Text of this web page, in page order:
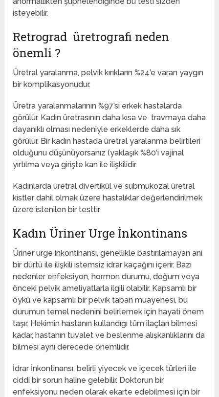
isteyebilir.
Retrograd üretrografi neden
önemli ?
Üretral yaralanma, pelvik kırıkların %24’e varan yaygın
bir komplikasyonudur.
Üretra yaralanmalarının %97’si erkek hastalarda
görülür. Kadın üretrasının daha kısa ve travmaya daha
dayanıklı olması nedeniyle erkeklerde daha sık
görülür. Bir kadın hastada üretral yaralanma belirtileri
olduğunu düşünüyorsanız (yaklaşık %80’i vajinal
yırtılma veya girişte kan ile ilişkilidir.
Kadınlarda üretral divertikül ve submukozal üretral
kistler dahil olmak üzere hastalıklar değerlendirilmek
üzere istenilen bir testtir.
Kadın Üriner Urge İnkontinans
Üriner urge inkontinansı, genellikle bastırılamayan ani
bir dürtü ile ilişkili istemsiz idrar kaçağını içerir. Bazı
nedenler enfeksiyon, hormon durumu, doğum veya
önceki pelvik ameliyatlarla ilgili olabilir. Kapsamlı bir
öykü ve kapsamlı bir pelvik taban muayenesi, bu
durumun temel nedenini belirlemek için hayati önem
taşır. Hekimin hastanın kullandığı tüm ilaçları bilmesi
kadar, hastanın tuvalet ve beslenme alışkanlıklarını da
bilmesi aynı derecede önemlidir.
İdrar İnkontinansı, belirli yiyecek ve içecek türleri ile
ciddi bir sorun haline gelebilir. Doktorun bir
enfeksiyonu neden olarak ekarte edebilmesi için bir